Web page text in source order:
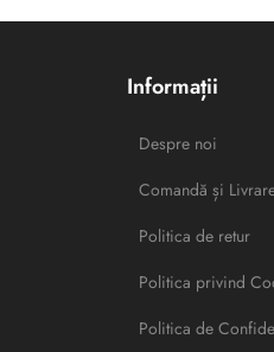
Informații
Despre noi
Comandă și
Politica de retur
Politica privind
Politica de